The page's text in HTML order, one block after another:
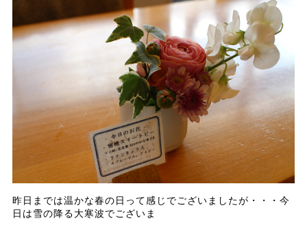
昨日までは温かな春の日って感じでございましたが・・・今
日は雪の降る大寒波でございま